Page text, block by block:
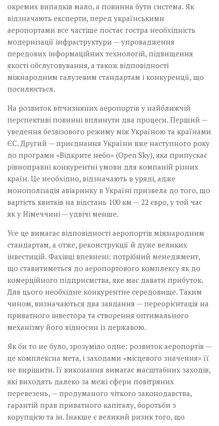
окремих випадків мало, а повинна бути система. Як
відзначають експерти, перед українськими
аеропортами все частіше постає гостра необхідність
модернізації інфраструктури — упровадження
передових інформаційних технологій, підвищення
якості обслуговування, а також відповідності
міжнародним галузевим стандартам і конкуренції, що
посилюється.
На розвиток вітчизняних аеропортів у найближчій
перспективі повинні вплинути два процеси. Перший —
уведення безвізового режиму між Україною та країнами
ЄС. Другий — приєднання України вже наступного року
до програми «Відкрите небо» (Open Sky), яка припускає
рівноправні конкурентні умови для компаній різних
країн. Це необхідно, відзначають в уряді, адже
монополізація авіаринку в Україні призвела до того, що
вартість квитків на відстань 100 км — 22 євро, у той час
як у Німеччині — удвічі менше.
Усе це вимагає відповідності аеропортів міжнародним
стандартам, а отже, реконструкції й дуже великих
інвестицій. Фахівці впевнені:­ потрібний менеджмент,
що ставити­меться до аеропортового комплексу як­ до
комерційного підприємства, яке має давати прибуток.
Для цього необхідне конкурентне середовище. Таким
чином, визначаються два завдання — пере­орієнтація на
приватного інвестора та створення оптимального
механізму його відносин із державою.
Як би то не було, зрозуміло одне: розвиток аеропортів —
це комплексна мета, і заходами «місцевого значення» її
не вирішити. Її виконання вимагає масштабних заходів,
які виходять далеко за межі сфери повітряних
перевезень, — продуманого чіткого законодавства,
гарантій прав приватного капіталу, боротьби з
корупцією та ін. Інакше є великий ризик того, що